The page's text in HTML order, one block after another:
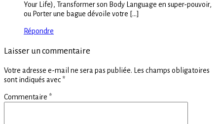
Your Life), Transformer son Body Language en super-pouvoir,
ou Porter une bague dévoile votre […]
Répondre
Laisser un commentaire
Votre adresse e-mail ne sera pas publiée.
Les champs obligatoires
sont indiqués avec *
Commentaire *